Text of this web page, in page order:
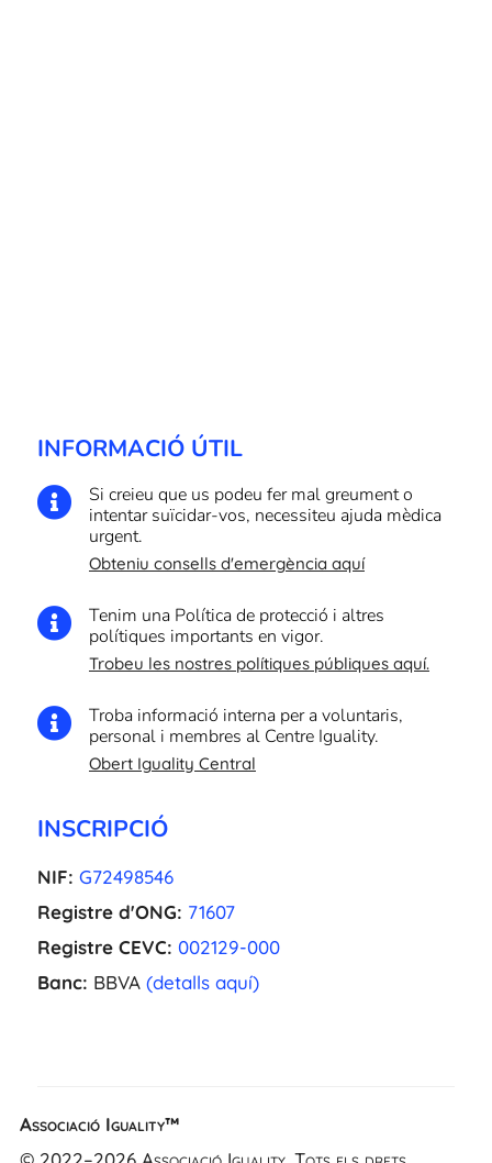
INFORMACIÓ ÚTIL

Si creieu que us podeu fer mal greument o
intentar suïcidar-vos, necessiteu ajuda mèdica
urgent.
Obteniu consells d'emergència aquí

Tenim una Política de protecció i altres
polítiques importants en vigor.
Trobeu les nostres polítiques públiques aquí.

Troba informació interna per a voluntaris,
personal i membres al Centre Iguality.
Obert Iguality Central
INSCRIPCIÓ
NIF: G72498546
Registre d'ONG: 71607
Registre CEVC: 002129-000
Banc: BBVA (detalls aquí)
Associació Iguality™